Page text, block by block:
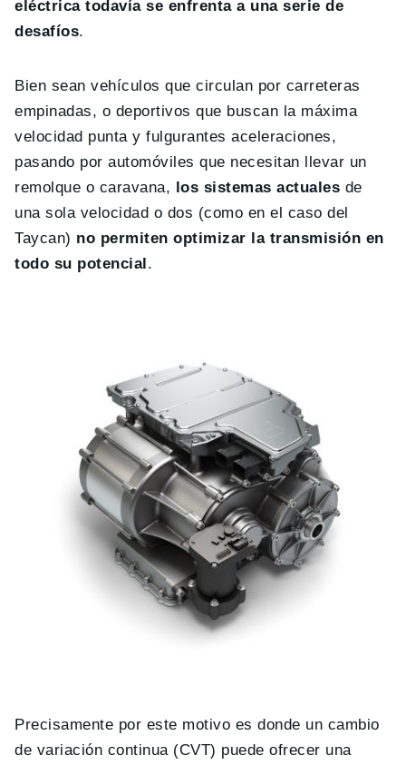
eléctrica todavía se enfrenta a una serie de
desafíos.
Bien sean vehículos que circulan por carreteras
empinadas, o deportivos que buscan la máxima
velocidad punta y fulgurantes aceleraciones,
pasando por automóviles que necesitan llevar un
remolque o caravana, los sistemas actuales de
una sola velocidad o dos (como en el caso del
Taycan) no permiten optimizar la transmisión en
todo su potencial.
Precisamente por este motivo es donde un cambio
de variación continua (CVT) puede ofrecer una